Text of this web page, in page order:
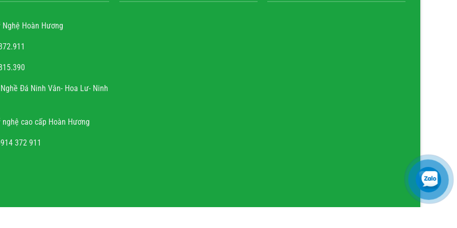
văn trọng
sự tài hoa của người
rất hoan hỉ khi công
hẹn, chất lượng, uy
tín.
Nghệ Hoàn Hương
Đá Ninh Vân- Hoa Lư- Ninh
nghệ cao cấp Hoàn Hương
372 911